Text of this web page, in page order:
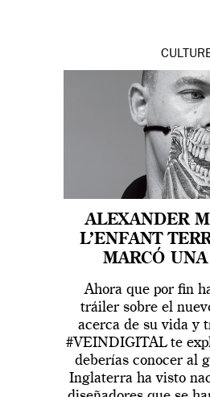
ALEXANDER
L’ENFANT
MARCÓ
Ahora que por fin
tráiler sobre el
acerca de su vida y
#VEINDIGITAL te
deberías conocer al
Inglaterra ha visto